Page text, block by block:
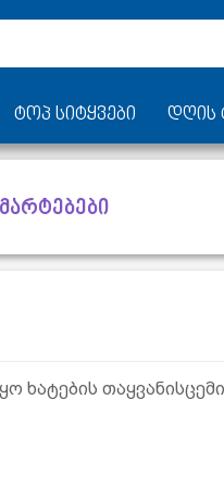
ტოპ სიტყვები დღის
ხატების